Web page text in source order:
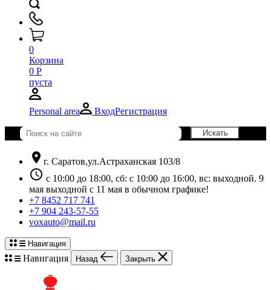
0
Корзина
0 Р
пуста
Personal area ВходРегистрация
location_on г. Саратов,ул.Астраханская 103/8
schedule с 10:00 до 18:00, сб: с 10:00 до 16:00, вс: выходной. 9
мая выходной с 11 мая в обычном графике!
+7 8452 717 741
+7 904 243-57-55
voxauto@mail.ru
Навигация
Навигация Назад Закрыть